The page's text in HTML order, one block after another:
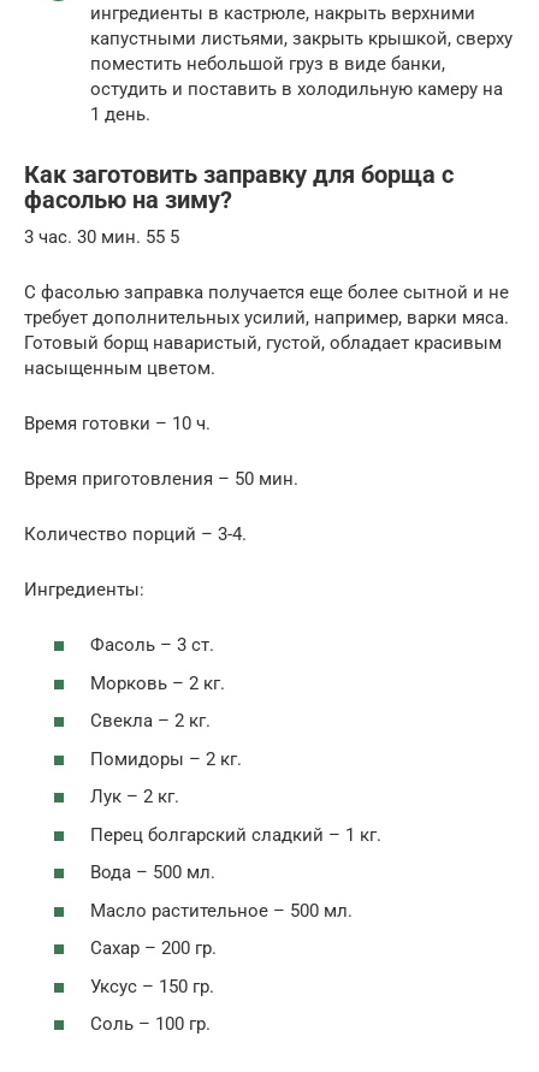
ингредиенты в кастрюле, накрыть верхними
капустными листьями, закрыть крышкой, сверху
поместить небольшой груз в виде банки,
остудить и поставить в холодильную камеру на
1 день.
Как заготовить заправку для борща с
фасолью на зиму?
3 час. 30 мин. 55 5
С фасолью заправка получается еще более сытной и не
требует дополнительных усилий, например, варки мяса.
Готовый борщ наваристый, густой, обладает красивым
насыщенным цветом.
Время готовки – 10 ч.
Время приготовления – 50 мин.
Количество порций – 3-4.
Ингредиенты:
Фасоль – 3 ст.
Морковь – 2 кг.
Свекла – 2 кг.
Помидоры – 2 кг.
Лук – 2 кг.
Перец болгарский сладкий – 1 кг.
Вода – 500 мл.
Масло растительное – 500 мл.
Сахар – 200 гр.
Уксус – 150 гр.
Соль – 100 гр.